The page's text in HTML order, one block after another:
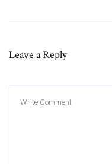
Leave a Reply